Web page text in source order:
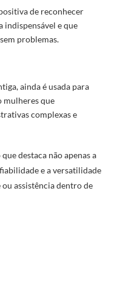
de reconhecer
indispensável e que
problemas.
ainda é usada para
mulheres que
complexas e
destaca não apenas a
e a versatilidade
ou assistência dentro de